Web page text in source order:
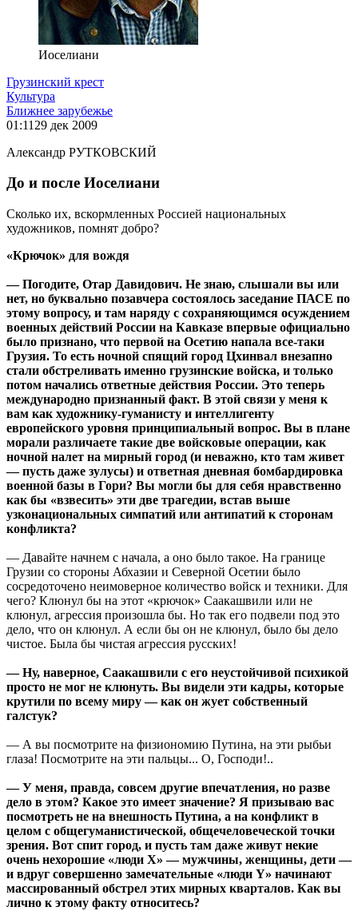
Иоселиани
Грузинский крест
Культура
Ближнее зарубежье
01:11 29 дек 2009
Александр РУТКОВСКИЙ
До и после Иоселиани
Сколько их, вскормленных Россией национальных
художников, помнят добро?
«Крючок» для вождя
— Погодите, Отар Давидович. Не знаю, слышали вы или
нет, но буквально позавчера состоялось заседание ПАСЕ по
этому вопросу, и там наряду с сохраняющимся осуждением
военных действий России на Кавказе впервые официально
было признано, что первой на Осетию напала все-таки
Грузия. То есть ночной спящий город Цхинвал внезапно
стали обстреливать именно грузинские войска, и только
потом начались ответные действия России. Это теперь
международно признанный факт. В этой связи у меня к
вам как художнику-гуманисту и интеллигенту
европейского уровня принципиальный вопрос. Вы в плане
морали различаете такие две войсковые операции, как
ночной налет на мирный город (и неважно, кто там живет
— пусть даже зулусы) и ответная дневная бомбардировка
военной базы в Гори? Вы могли бы для себя нравственно
как бы «взвесить» эти две трагедии, встав выше
узконациональных симпатий или антипатий к сторонам
конфликта?
— Давайте начнем с начала, а оно было такое. На границе
Грузии со стороны Абхазии и Северной Осетии было
сосредоточено неимоверное количество войск и техники. Для
чего? Клюнул бы на этот «крючок» Саакашвили или не
клюнул, агрессия произошла бы. Но так его подвели под это
дело, что он клюнул. А если бы он не клюнул, было бы дело
чистое. Была бы чистая агрессия русских!
— Ну, наверное, Саакашвили с его неустойчивой психикой
просто не мог не клюнуть. Вы видели эти кадры, которые
крутили по всему миру — как он жует собственный
галстук?
— А вы посмотрите на физиономию Путина, на эти рыбьи
глаза! Посмотрите на эти пальцы... О, Господи!..
— У меня, правда, совсем другие впечатления, но разве
дело в этом? Какое это имеет значение? Я призываю вас
посмотреть не на внешность Путина, а на конфликт в
целом с общегуманистической, общечеловеческой точки
зрения. Вот спит город, и пусть там даже живут некие
очень нехорошие «люди Х» — мужчины, женщины, дети —
и вдруг совершенно замечательные «люди Y» начинают
массированный обстрел этих мирных кварталов. Как вы
лично к этому факту относитесь?